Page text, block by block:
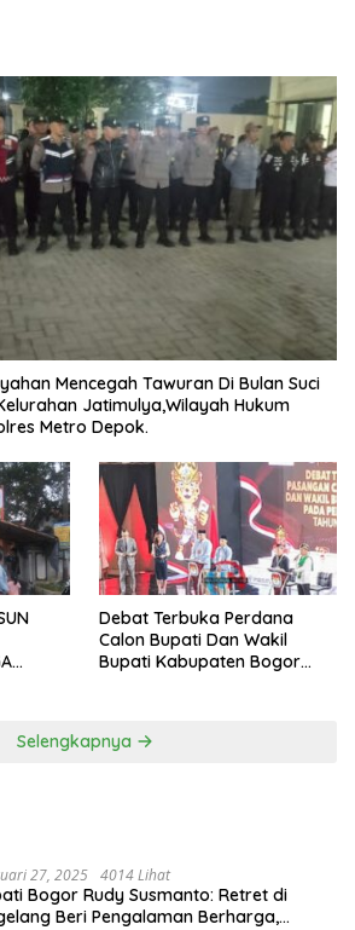
Mencegah Tawuran Di Bulan Suci
Jatimulya,Wilayah Hukum
Metro Depok.
Debat Terbuka Perdana
Calon Bupati Dan Wakil
Bupati Kabupaten Bogor
Selengkapnya
27, 2025 4014 Lihat
Bogor Rudy Susmanto: Retret di
Beri Pengalaman Berharga,